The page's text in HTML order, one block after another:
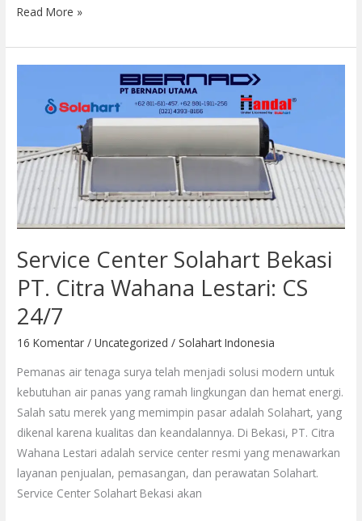
Read More »
Service Center Solahart Bekasi
PT. Citra Wahana Lestari: CS
24/7
16 Komentar /Uncategorized / Solahart Indonesia
Pemanas air tenaga surya telah menjadi solusi modern untuk
kebutuhan air panas yang ramah lingkungan dan hemat energi.
Salah satu merek yang memimpin pasar adalah Solahart, yang
dikenal karena kualitas dan keandalannya. Di Bekasi, PT. Citra
Wahana Lestari adalah service center resmi yang menawarkan
layanan penjualan, pemasangan, dan perawatan Solahart.
Service Center Solahart Bekasi akan
Solahart
PT.
Citra
Wahana
Lestari:
24/7